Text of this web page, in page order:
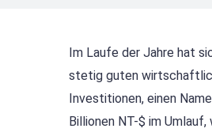
Im Laufe der Jahre hat
stetig guten
Investitionen, einen
Billionen NT-$ im